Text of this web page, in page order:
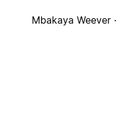
Mbakaya Weever ·